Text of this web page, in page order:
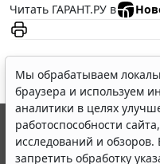
Читать ГАРАНТ.РУ в
Мы обрабатываем
браузера и используем
аналитики в целях
работоспособности
исследований и
запретить обработку
© ООО "НПП "ГАРАНТ-
выпускается с 1990